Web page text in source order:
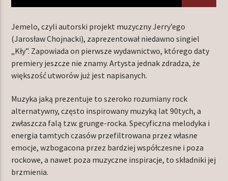
TERAZ W RAMÓWCE
LIGHT ORBIT WEEKEND
18:00 20:00
NASTĘPNIE W RAMÓWCE
Z ARCHIWUM RADIA ORBIT
20:00 22:00
Jemelo, czyli autorski projekt muzyczny Jerry’ego
(Jarosław Chojnacki), zaprezentował niedawno singiel
„Kły”. Zapowiada on pierwsze wydawnictwo, którego daty
premiery jeszcze nie znamy. Artysta jednak zdradza, że
większość utworów już jest napisanych.
Muzyka jaką prezentuje to szeroko rozumiany rock
alternatywny, często inspirowany muzyką lat 90tych, a
zwłaszcza falą tzw. grunge-rocka. Specyficzna melodyka i
energia tamtych czasów przefiltrowana przez własne
emocje, wzbogacona przez bardziej współczesne i poza
rockowe, a nawet poza muzyczne inspiracje, to składniki jej
brzmienia.